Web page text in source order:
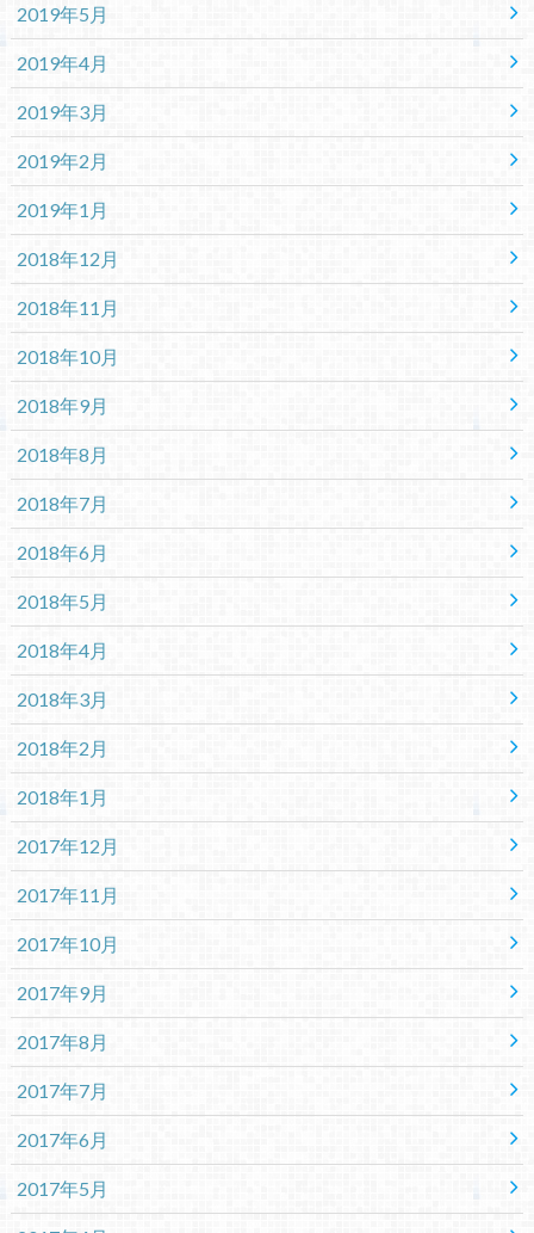
2019年5月
2019年4月
2019年3月
2019年2月
2019年1月
2018年12月
2018年11月
2018年10月
2018年9月
2018年8月
2018年7月
2018年6月
2018年5月
2018年4月
2018年3月
2018年2月
2018年1月
2017年12月
2017年11月
2017年10月
2017年9月
2017年8月
2017年7月
2017年6月
2017年5月